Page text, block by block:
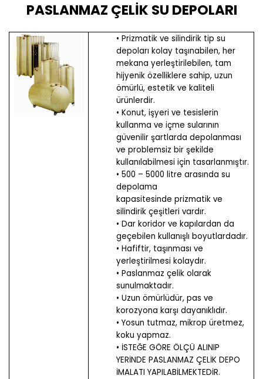
PASLANMAZ ÇELİK SU DEPOLARI
• Prizmatik ve silindirik tip su
depoları kolay taşınabilen, her
mekana yerleştirilebilen, tam
hijyenik özelliklere sahip, uzun
ömürlü, estetik ve kaliteli
ürünlerdir.
• Konut, işyeri ve tesislerin
kullanma ve içme sularının
güvenilir şartlarda depolanması
ve problemsiz bir şekilde
kullanılabilmesi için tasarlanmıştır.
• 500 – 5000 litre arasında su
depolama
kapasitesinde prizmatik ve
silindirik çeşitleri vardır.
• Dar koridor ve kapılardan da
geçebilen kullanışlı boyutlardadır.
• Hafiftir, taşınması ve
yerleştirilmesi kolaydır.
• Paslanmaz çelik olarak
sunulmaktadır.
• Uzun ömürlüdür, pas ve
korozyona karşı dayanıklıdır.
• Yosun tutmaz, mikrop üretmez,
koku yapmaz.
• İSTEĞE GÖRE ÖLÇÜ ALINIP
YERİNDE PASLANMAZ ÇELİK DEPO
İMALATI YAPILABİLMEKTEDİR.